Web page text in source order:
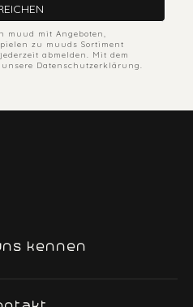
muud mit Angeboten,
zu muuds Sortiment
abmelden. Mit dem
Datenschutzerklärung.
kennen